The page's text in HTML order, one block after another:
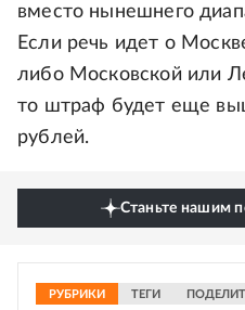
вместо нынешнего
Если речь идет о
либо Московской или
то штраф будет еще
рублей.
Станьте нашим
РУБРИКИ ТЕГИ